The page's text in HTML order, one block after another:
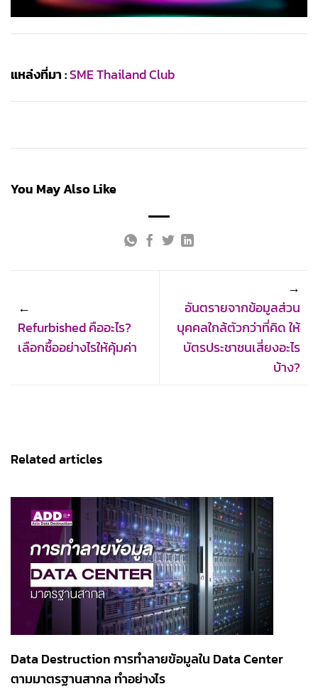
แหล่งที่มา :SME Thailand Club
You May Also Like
Refurbished คืออะไร?
เลือกซื้ออย่างไรให้คุ้มค่า
อันตรายจากข้อมูลส่วน
บุคคลใกล้ตัวกว่าที่คิด ให้
บัตรประชาชนเสี่ยงอะไร
บ้าง?
Related articles
Data Destruction การทำลายข้อมูลใน Data Center
ตามมาตรฐานสากล ทำอย่างไร